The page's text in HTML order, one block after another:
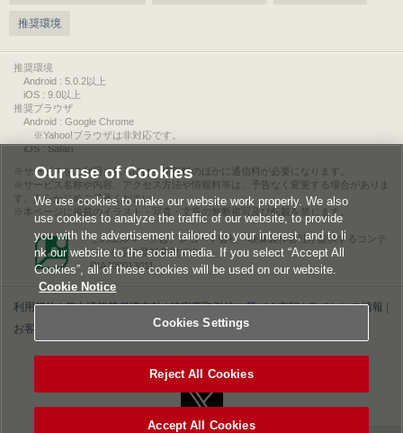
推奨環境
推奨環境
Android : 5.0.2以上
iOS : 9.0以上
推奨ブラウザ
Android : Google Chrome
※Yahoo!ブラウザは非対応です。
iOS : Safari
サービスをご利用されるには、情報料のほかに通信料が必要になります。
サービス名称や内容、アクセス方法や情報料等は、予告なく変更する場合がありま
す。あらかじめご了承ください。
本ページに掲載のイラスト・写真・文章の無断複写及び転載を禁じます。
このエルマークは、レコード会社・映像製作会社が提供するコンテ
ンツを示す登録商標です。
RIAJ00013011
利用規約|個人情報等保護方針|特定商取引法に基づく表記|ライセンス情報
お客様情報の外部送信について|Cookies Settings
Our use of Cookies
We use cookies to make our website work properly. We also
use cookies to analyze the traffic of our website, to provide
you with the advertisement tailored to your interest, and to li
nk our website to the social media. If you select “Accept All
Cookies”, all of these cookies will be used on our website.
Cookie Notice
Cookies Settings
Reject All Cookies
Accept All Cookies